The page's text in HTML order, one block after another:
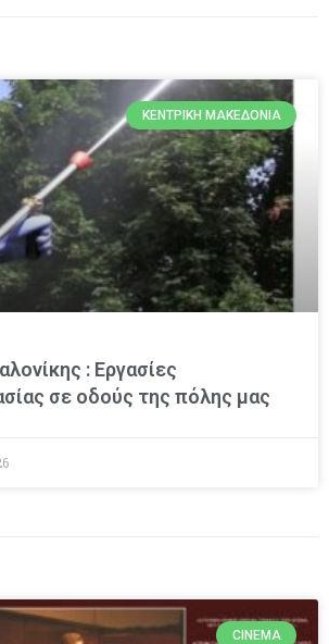
ΚΕΝΤΡΙΚΉ ΜΑΚΕΔΟΝΊΑ
: Εργασίες
σε οδούς της πόλης μας
CINEMA